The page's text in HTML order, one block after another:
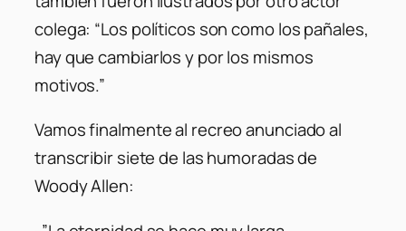
colega: “Los políticos son como los pañales,
hay que cambiarlos y por los mismos
motivos.”
Vamos finalmente al recreo anunciado al
transcribir siete de las humoradas de
Woody Allen: